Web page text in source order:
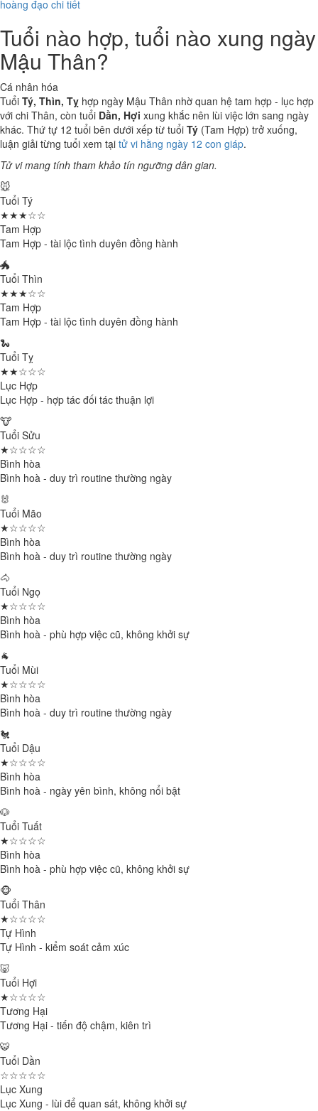
hoàng đạo chi tiết
Tuổi nào hợp, tuổi nào xung ngày
Mậu Thân?
Cá nhân hóa
Tuổi Tý, Thìn, Tỵ hợp ngày Mậu Thân nhờ quan hệ tam hợp - lục hợp
với chi Thân, còn tuổi Dần, Hợi xung khắc nên lùi việc lớn sang ngày
khác. Thứ tự 12 tuổi bên dưới xếp từ tuổi Tý (Tam Hợp) trở xuống,
luận giải từng tuổi xem tại tử vi hằng ngày 12 con giáp.
Tử vi mang tính tham khảo tín ngưỡng dân gian.
🐭
Tuổi Tý
★★★☆☆
Tam Hợp
Tam Hợp - tài lộc tình duyên đồng hành
🐲
Tuổi Thìn
★★★☆☆
Tam Hợp
Tam Hợp - tài lộc tình duyên đồng hành
🐍
Tuổi Tỵ
★★☆☆☆
Lục Hợp
Lục Hợp - hợp tác đối tác thuận lợi
🐮
Tuổi Sửu
★☆☆☆☆
Bình hòa
Bình hoà - duy trì routine thường ngày
🐰
Tuổi Mão
★☆☆☆☆
Bình hòa
Bình hoà - duy trì routine thường ngày
🐴
Tuổi Ngọ
★☆☆☆☆
Bình hòa
Bình hoà - phù hợp việc cũ, không khởi sự
🐐
Tuổi Mùi
★☆☆☆☆
Bình hòa
Bình hoà - duy trì routine thường ngày
🐔
Tuổi Dậu
★☆☆☆☆
Bình hòa
Bình hoà - ngày yên bình, không nổi bật
🐶
Tuổi Tuất
★☆☆☆☆
Bình hòa
Bình hoà - phù hợp việc cũ, không khởi sự
🐵
Tuổi Thân
★☆☆☆☆
Tự Hình
Tự Hình - kiểm soát cảm xúc
🐷
Tuổi Hợi
★☆☆☆☆
Tương Hại
Tương Hại - tiến độ chậm, kiên trì
🐯
Tuổi Dần
☆☆☆☆☆
Lục Xung
Lục Xung - lùi để quan sát, không khởi sự